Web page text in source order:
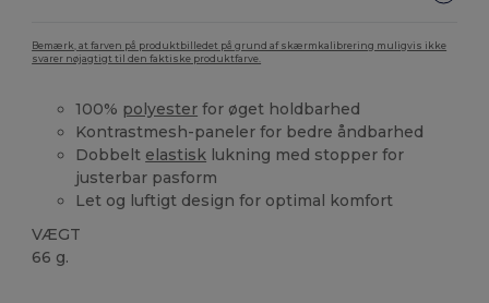
Bemærk, at farven på produktbilledet på grund af skærmkalibrering muligvis ikke
svarer nøjagtigt til den faktiske produktfarve.
100% polyester for øget holdbarhed
Kontrastmesh-paneler for bedre åndbarhed
Dobbelt elastisk lukning med stopper for
justerbar pasform
Let og luftigt design for optimal komfort
VÆGT
66 g.